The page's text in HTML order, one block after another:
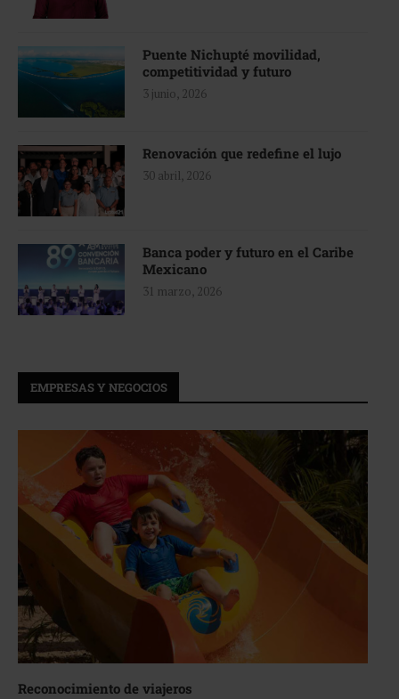
Puente Nichupté movilidad,
competitividad y futuro
3 junio, 2026
Renovación que redefine el lujo
30 abril, 2026
Banca poder y futuro en el Caribe
Mexicano
31 marzo, 2026
EMPRESAS Y NEGOCIOS
Reconocimiento de viajeros